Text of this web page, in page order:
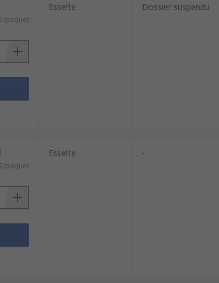
paquet
Esselte Dossier suspendu
paquet
Esselte -